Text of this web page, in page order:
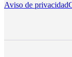
Aviso de privacidad